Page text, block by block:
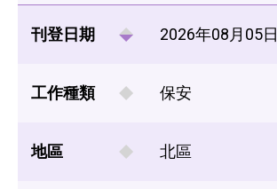
刊登日期 2026年08月05日
工作種類 保安
地區 北區